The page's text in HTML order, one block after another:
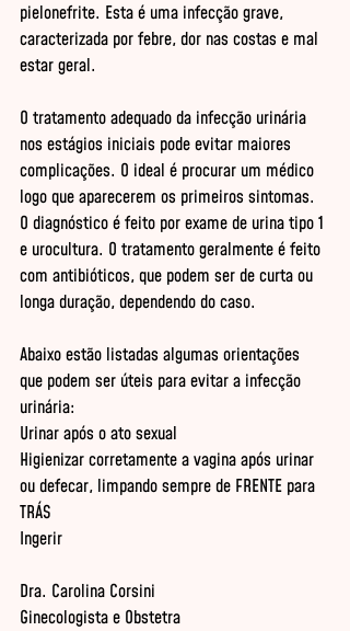
pielonefrite. Esta é uma infecção grave,
caracterizada por febre, dor nas costas e mal
estar geral.
O tratamento adequado da infecção urinária
nos estágios iniciais pode evitar maiores
complicações. O ideal é procurar um médico
logo que aparecerem os primeiros sintomas.
O diagnóstico é feito por exame de urina tipo 1
e urocultura. O tratamento geralmente é feito
com antibióticos, que podem ser de curta ou
longa duração, dependendo do caso.
Abaixo estão listadas algumas orientações
que podem ser úteis para evitar a infecção
urinária:
Urinar após o ato sexual
Higienizar corretamente a vagina após urinar
ou defecar, limpando sempre de FRENTE para
TRÁS
Ingerir
Dra. Carolina Corsini
Ginecologista e Obstetra